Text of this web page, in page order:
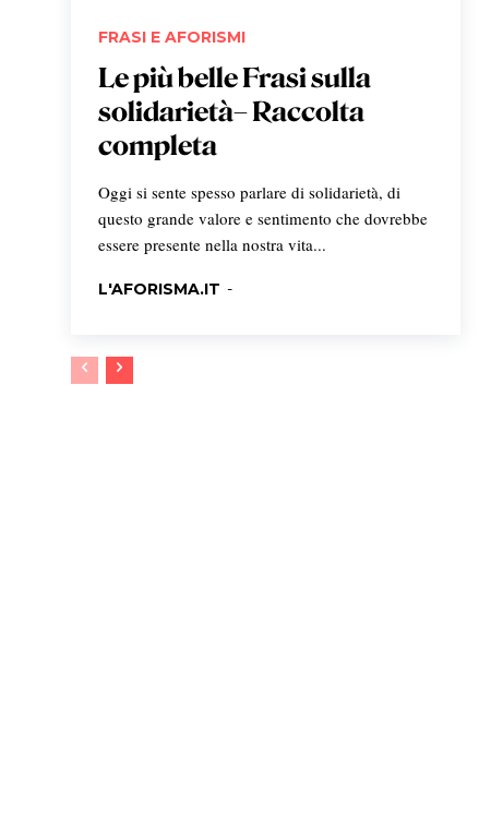
FRASI E AFORISMI
Le più belle Frasi sulla
solidarietà– Raccolta
completa
Oggi si sente spesso parlare di solidarietà, di
questo grande valore e sentimento che dovrebbe
essere presente nella nostra vita...
L'AFORISMA.IT -